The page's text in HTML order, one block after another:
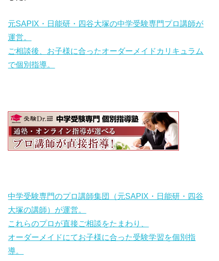
元SAPIX・日能研・四谷大塚の中学受験専門プロ講師が
運営。
ご相談後、お子様に合ったオーダーメイドカリキュラム
で個別指導。
中学受験専門のプロ講師集団（元SAPIX・日能研・四谷
大塚の講師）が運営。
これらのプロが直接ご相談をたまわり、
オーダーメイドにてお子様に合った受験学習を個別指
導。